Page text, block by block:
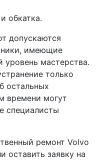
обкатка.
допускаются
имеющие
мастерства.
только
остальных
времени могут
специалисты
ремонт Volvo
оставить заявку на